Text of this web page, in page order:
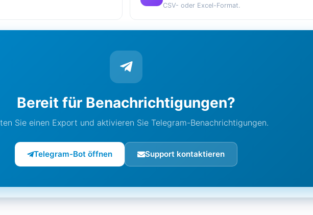
CSV- oder Excel-Format.
Bereit für Benachrichtigungen?
Sie einen Export und aktivieren Sie Telegram-Benachrichtigungen.
Telegram-Bot öffnen Support kontaktieren